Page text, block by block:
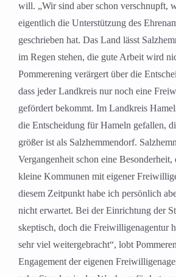
will. „Wir sind aber schon verschnupft,
eigentlich die Unterstützung des
geschrieben hat. Das Land lässt
im Regen stehen, die gute Arbeit wird
Pommerening verärgert über die
dass jeder Landkreis nur noch eine
gefördert bekommt. Im Landkreis
die Entscheidung für Hameln gefallen,
größer ist als Salzhemmendorf.
Vergangenheit schon eine Besonderheit,
kleine Kommunen mit eigener
diesem Zeitpunkt habe ich persönlich
nicht erwartet. Bei der Einrichtung der
skeptisch, doch die Freiwilligenagentur
sehr viel weitergebracht“, lobt
Engagement der eigenen